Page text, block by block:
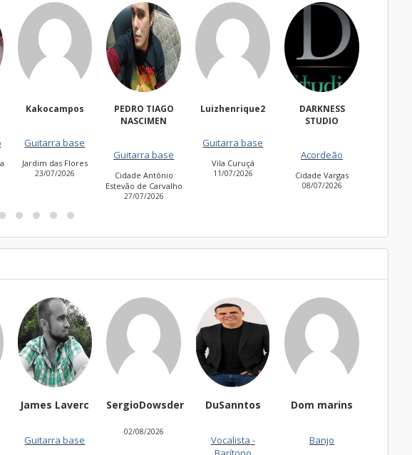
PEDRO TIAGO
Cidade Antônio
Luizhenrique2
Vila Curuçá
11/07/2026
DARKNESS
Cidade Vargas
Bacharell
Cidade Jardim
30/06/2026
SergioDowsder DuSanntos Dom marins
Banjo
thaisbadu
Teclado